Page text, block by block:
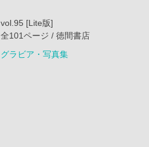
vol.95 [Lite版]
全101ページ / 徳間書店
グラビア・写真集